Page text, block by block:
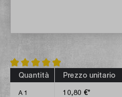
Valutazione media di 5 su 5 stelle
Quantità Prezzo unitario
A 1 10,80 €*